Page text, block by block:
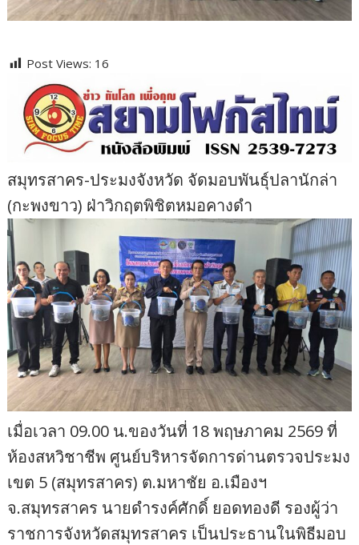
Post Views: 16
สมุทรสาคร-ประมงจังหวัด จัดมอบพันธุ์ปลานักล่า
(กะพงขาว) ฝ่าวิกฤตพิชิตหมอคางดำ
เมื่อเวลา 09.00 น.ของวันที่ 18 พฤษภาคม 2569 ที่
ห้องสหวิชาชีพ ศูนย์บริหารจัดการด่านตรวจประมง
เขต 5 (สมุทรสาคร) ต.มหาชัย อ.เมืองฯ
จ.สมุทรสาคร นายดำรงค์ศักดิ์ ยอดทองดี รองผู้ว่า
ราชการจังหวัดสมุทรสาคร เป็นประธานในพิธีมอบ